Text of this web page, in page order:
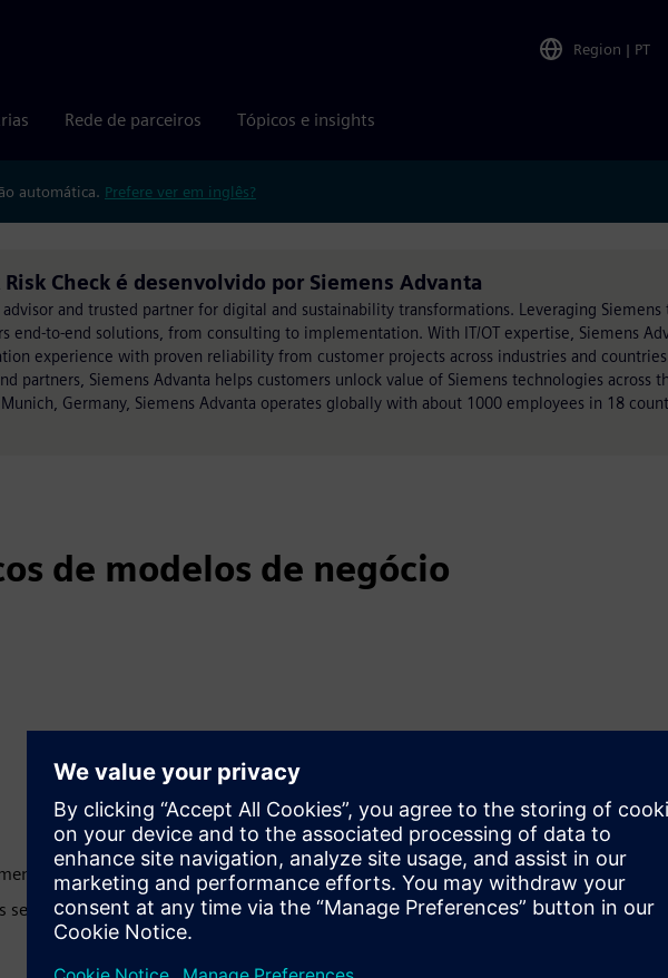
Region | PT
Rede de parceiros Tópicos e insights
automática. Prefere ver em inglês?
Check é desenvolvido por Siemens Advanta
and trusted partner for digital and sustainability transformations. Leveraging Siemens
end-to-end solutions, from consulting to implementation. With IT/OT expertise, Siemens
experience with proven reliability from customer projects across industries and
partners, Siemens Advanta helps customers unlock value of Siemens technologies across
Germany, Siemens Advanta operates globally with about 1000 employees in 18
de modelos de negócio
existentes de forma rápida e fácil
seus modelos de negócio